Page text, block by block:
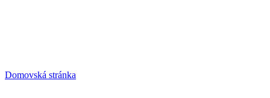
Domovská stránka